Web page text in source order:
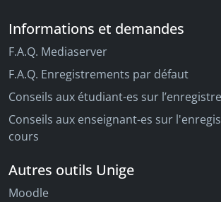
Informations et demandes
F.A.Q. Mediaserver
F.A.Q. Enregistrements par défaut
Conseils aux étudiant-es sur
Conseils aux enseignant-es sur
cours
Autres outils Unige
Moodle